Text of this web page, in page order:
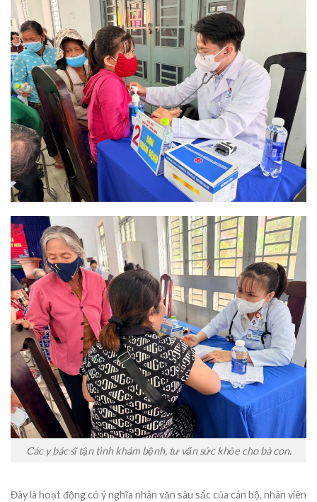
Các y bác sĩ tận tình khám bệnh, tư vấn sức khỏe cho bà con.
Đây là hoạt động có ý nghĩa nhân văn sâu sắc của cán bộ, nhân viên